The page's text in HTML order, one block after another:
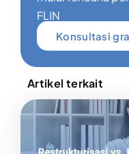
FLIN
Konsultasi
Artikel terkait